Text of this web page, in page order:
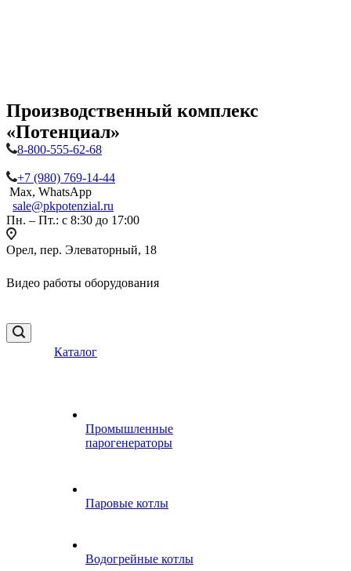
Производственный комплекс
«Потенциал»
8-800-555-62-68
+7 (980) 769-14-44
Max, WhatsApp
sale@pkpotenzial.ru
Пн. – Пт.: с 8:30 до 17:00
Орел, пер. Элеваторный, 18
Видео работы оборудования
Каталог
Промышленные
парогенераторы
Паровые котлы
Водогрейные котлы